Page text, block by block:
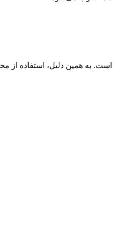
است. به همین دلیل، استفاده از